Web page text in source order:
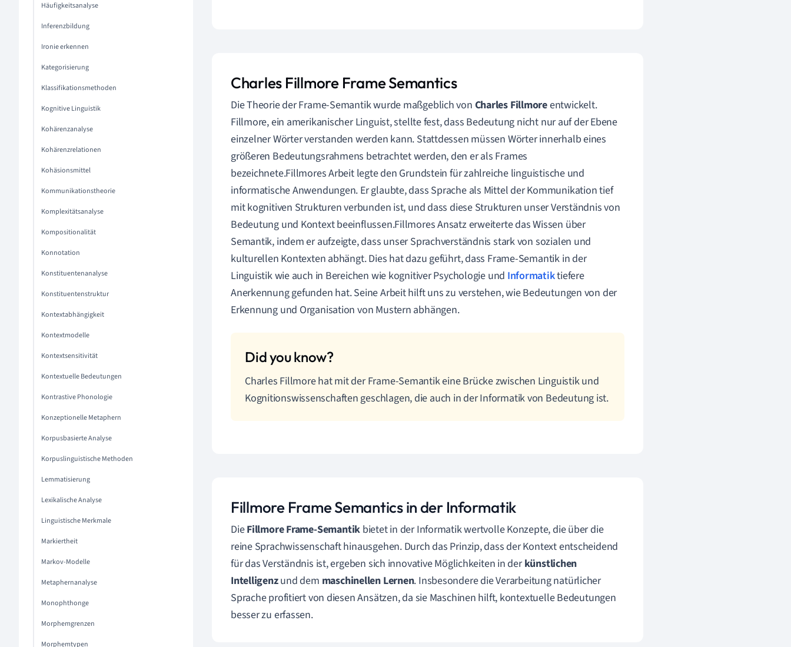
Häufigkeitsanalyse
Inferenzbildung
Ironie erkennen
Kategorisierung
Klassifikationsmethoden
Kognitive Linguistik
Kohärenzanalyse
Kohärenzrelationen
Kohäsionsmittel
Kommunikationstheorie
Komplexitätsanalyse
Kompositionalität
Konnotation
Konstituentenanalyse
Konstituentenstruktur
Kontextabhängigkeit
Kontextmodelle
Kontextsensitivität
Kontextuelle Bedeutungen
Kontrastive Phonologie
Konzeptionelle Metaphern
Korpusbasierte Analyse
Korpuslinguistische Methoden
Lemmatisierung
Lexikalische Analyse
Linguistische Merkmale
Markiertheit
Markov-Modelle
Metaphernanalyse
Monophthonge
Morphemgrenzen
Morphemtypen
Charles Fillmore Frame Semantics
Die Theorie der Frame-Semantik wurde maßgeblich von Charles Fillmoreentwickelt.
Fillmore, ein amerikanischer Linguist, stellte fest, dass Bedeutung nicht nur auf der Ebene
einzelner Wörter verstanden werden kann. Stattdessen müssen Wörter innerhalb eines
größeren Bedeutungsrahmens betrachtet werden, den er als Frames
bezeichnete.Fillmores Arbeit legte den Grundstein für zahlreiche linguistische und
informatische Anwendungen. Er glaubte, dass Sprache als Mittel der Kommunikation tief
mit kognitiven Strukturen verbunden ist, und dass diese Strukturen unser Verständnis von
Bedeutung und Kontext beeinflussen.Fillmores Ansatz erweiterte das Wissen über
Semantik, indem er aufzeigte, dass unser Sprachverständnis stark von sozialen und
kulturellen Kontexten abhängt. Dies hat dazu geführt, dass Frame-Semantik in der
Linguistik wie auch in Bereichen wie kognitiver Psychologie und Informatiktiefere
Anerkennung gefunden hat. Seine Arbeit hilft uns zu verstehen, wie Bedeutungen von der
Erkennung und Organisation von Mustern abhängen.
Charles Fillmore hat mit der Frame-Semantik eine Brücke zwischen Linguistik und
Kognitionswissenschaften geschlagen, die auch in der Informatik von Bedeutung ist.
Fillmore Frame Semantics in der Informatik
DieFillmore Frame-Semantik bietet in der Informatik wertvolle Konzepte, die über die
reine Sprachwissenschaft hinausgehen. Durch das Prinzip, dass der Kontext entscheidend
für das Verständnis ist, ergeben sich innovative Möglichkeiten in derkünstlichen
Intelligenzund dem maschinellen Lernen. Insbesondere die Verarbeitung natürlicher
Sprache profitiert von diesen Ansätzen, da sie Maschinen hilft, kontextuelle Bedeutungen
besser zu erfassen.